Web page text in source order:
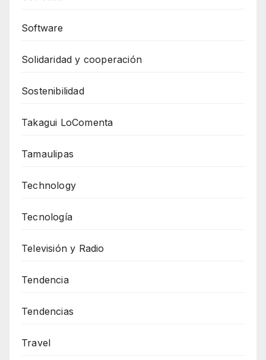
Software
Solidaridad y cooperación
Sostenibilidad
Takagui LoComenta
Tamaulipas
Technology
Tecnología
Televisión y Radio
Tendencia
Tendencias
Travel